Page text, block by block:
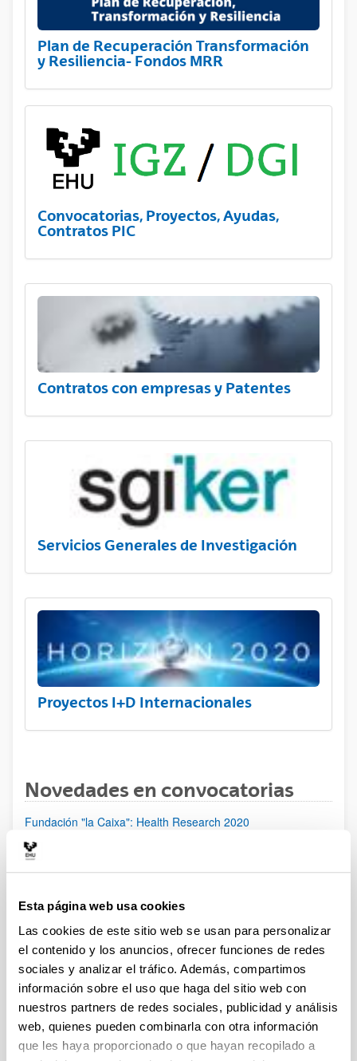
Esta página web usa cookies
Las cookies de este sitio web se usan para personalizar
el contenido y los anuncios, ofrecer funciones de redes
sociales y analizar el tráfico. Además, compartimos
información sobre el uso que haga del sitio web con
nuestros partners de redes sociales, publicidad y análisis
web, quienes pueden combinarla con otra información
que les haya proporcionado o que hayan recopilado a
Plan de Recuperación Transformación
y Resiliencia- Fondos MRR
Convocatorias, Proyectos, Ayudas,
Contratos PIC
Contratos con empresas y Patentes
Servicios Generales de Investigación
Proyectos I+D Internacionales
Novedades en convocatorias
Fundación "la Caixa": Health Research 2020
Programa ELKARTEK 2020: Fase I. Ayudas a la
investigación colaborativa en áreas estratégicas
Plazo de presentación cerrado: 21/01/2020 - 13/02/2020 15:00
Plazo de presentación de solicitudes: del 21 de enero al 13 de
febrero de 2020 (15:00), ambos inclusive.
[IKERMUGIKORTASUNA] Programa de movilidad del
personal investigador doctor del Gobierno Vasco 2020
Ayudas para la realización de proyectos de investigación
básica y/o aplicada (PIBA) y ayudas a la investigación e
innovación tecnológica (PUE) 2020